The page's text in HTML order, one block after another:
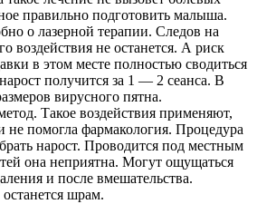
правильно подготовить малыша.
о лазерной терапии. Следов на
воздействия не останется. А риск
в этом месте полностью сводиться
получится за 1 — 2 сеанса. В
вирусного пятна.
Такое воздействия применяют,
не помогла фармакология. Процедура
нарост. Проводится под местным
она неприятна. Могут ощущаться
и после вмешательства.
шрам.